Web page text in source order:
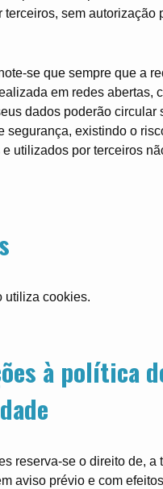
terceiros, sem autorização
se que sempre que a
em redes abertas,
dados poderão circular
segurança, existindo o
utilizados por terceiros
utiliza cookies.
à política
reserva-se o direito de, a
aviso prévio e com efeitos